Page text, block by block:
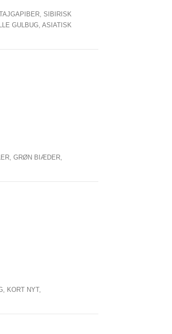
SIBIRISK
GULBUG,ASIATISK
GRØN BIÆDER,
KORT NYT,